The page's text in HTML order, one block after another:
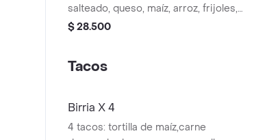
salteado, queso, maíz, arroz, frijoles,
lechuga, pico de gallo, crema agria y
$ 28.500
Tacos
Birria X 4
4 tacos: tortilla de maíz,carne